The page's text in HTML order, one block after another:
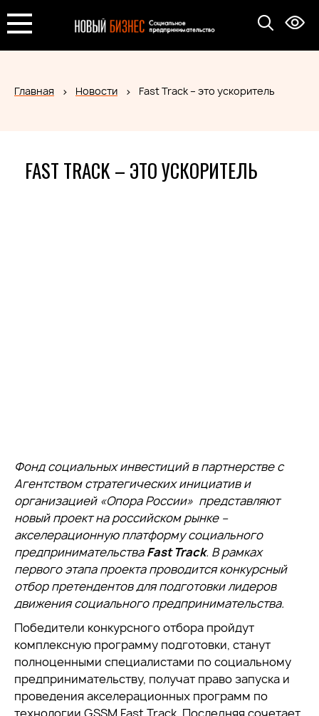
Главная Новости Fast Track – это ускоритель
FAST TRACK – ЭТО УСКОРИТЕЛЬ
Фонд социальных инвестиций в партнерстве с
Агентством стратегических инициатив и
организацией «Опора России» представляют
новый проект на российском рынке –
акселерационную платформу социального
предпринимательстваFast Track. В рамках
первого этапа проекта проводится конкурсный
отбор претендентов для подготовки лидеров
движения социального предпринимательства.
Победители конкурсного отбора пройдут
комплексную программу подготовки, станут
полноценными специалистами по социальному
предпринимательству, получат право запуска и
проведения акселерационных программ по